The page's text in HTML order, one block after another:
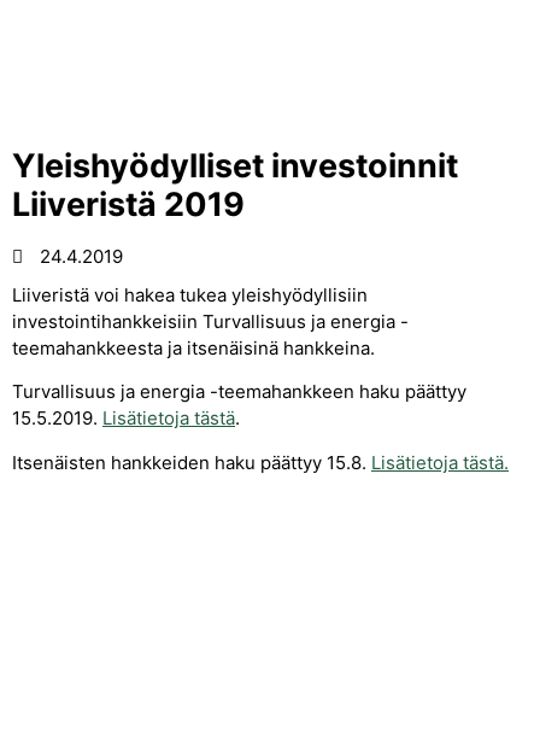
Yleishyödylliset investoinnit
Liiveristä 2019
24.4.2019
Liiveristä voi hakea tukea yleishyödyllisiin
investointihankkeisiin Turvallisuus ja energia -
teemahankkeesta ja itsenäisinä hankkeina.
Turvallisuus ja energia -teemahankkeen haku päättyy
15.5.2019. Lisätietoja tästä.
Itsenäisten hankkeiden haku päättyy 15.8. Lisätietoja tästä.